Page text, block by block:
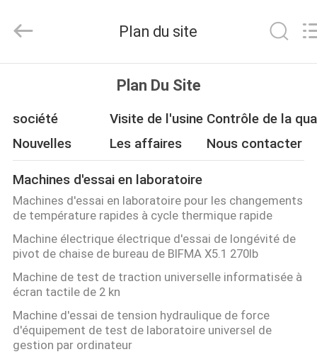
MAISON
PRODUITS
VIDÉOS
LE
SPECTACLE
VR
Equipment
Rights
Plan du site
Plan Du Site
société Visite de l'usine Contrôle de la
Nouvelles
Les affaires Nous contacter
Machines d'essai en laboratoire
Machines d'essai en laboratoire pour les changements
de température rapides à cycle thermique rapide
Machine électrique électrique d'essai de longévité de
pivot de chaise de bureau de BIFMA X5.1 270lb
Machine de test de traction universelle informatisée à
écran tactile de 2 kn
Machine d'essai de tension hydraulique de force
d'équipement de test de laboratoire universel de
gestion par ordinateur